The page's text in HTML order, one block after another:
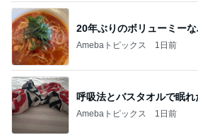
20年ぶりのボリューミーな
Amebaトピックス 1日前
呼吸法とバスタオルで眠れ
Amebaトピックス 1日前